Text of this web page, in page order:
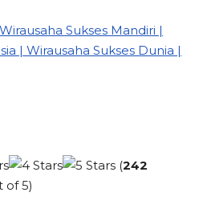
(242
of 5)